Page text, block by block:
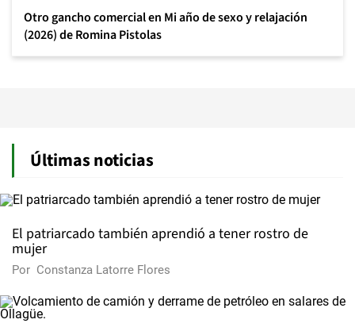
Otro gancho comercial en Mi año de sexo y relajación
(2026) de Romina Pistolas
Últimas noticias
El patriarcado también aprendió a tener rostro de
mujer
Por Constanza Latorre Flores